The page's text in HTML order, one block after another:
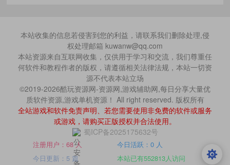
本站收集的信息若侵害到您的利益，请联系我们删除处理,侵
权处理邮箱 kuwanw@qq.com
本站资源来自互联网收集，仅供用于学习和交流，我们尊重任
何软件和教程作者的版权，请遵循相关法律法规，本站一切资
源不代表本站立场
©2019-2026酷玩资源网-资源网,游戏辅助网,每日分享大量优
质软件资源,游戏单机资源！ All right reserved. 版权所有
全站游戏和软件免责声明、若您需要使用非免费的软件或服务
或游戏，请购买正版授权并合法使用。
蜀ICP备2025175632号
注册用户：68 人
今日活跃：0 人
今日更新：5 篇
本站已有552813人访问